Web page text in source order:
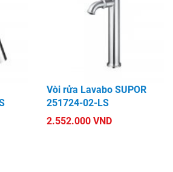
Vòi rửa Lavabo SUPOR
251724-02-LS
2.552.000 VND